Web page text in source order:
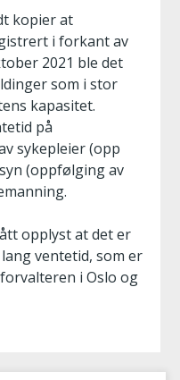
kopier at
i forkant av
2021 ble det
som i stor
kapasitet.
på
sykepleier (opp
(oppfølging av
opplyst at det er
ventetid, som er
i Oslo og